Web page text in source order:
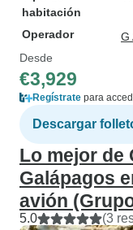
habitación
Operador
G
Desde
€3,929
Regístrate para
Descargar
Lo mejor de
Galápagos
avión
5.0 (3